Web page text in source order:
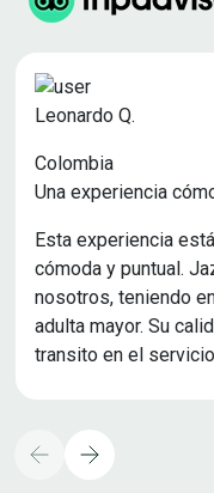
Leonardo Q.
Colombia
Una experiencia
Esta experiencia
cómoda y puntual.
nosotros, teniendo
adulta mayor. Su
transito en el